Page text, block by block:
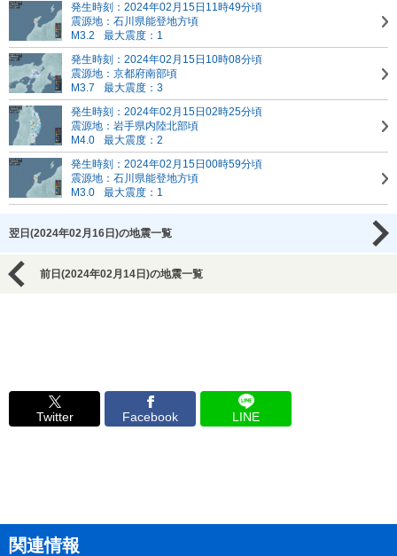
発生時刻：2024年02月15日11時49分頃
震源地：石川県能登地方頃
M3.2
最大震度：1
発生時刻：2024年02月15日10時08分頃
震源地：京都府南部頃
M3.7
最大震度：3
発生時刻：2024年02月15日02時25分頃
震源地：岩手県内陸北部頃
M4.0
最大震度：2
発生時刻：2024年02月15日00時59分頃
震源地：石川県能登地方頃
M3.0
最大震度：1
翌日(2024年02月16日)の地震一覧
前日(2024年02月14日)の地震一覧
Twitter Facebook LINE
関連情報